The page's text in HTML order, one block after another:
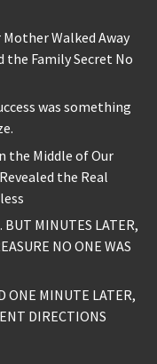
Mother Walked Away
Family Secret No
was something
the Middle of Our
the Real
MINUTES LATER,
NO ONE WAS
ONE MINUTE LATER,
DIRECTIONS